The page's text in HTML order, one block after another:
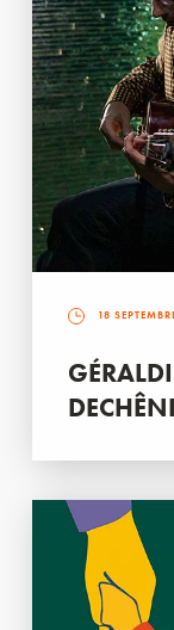
18